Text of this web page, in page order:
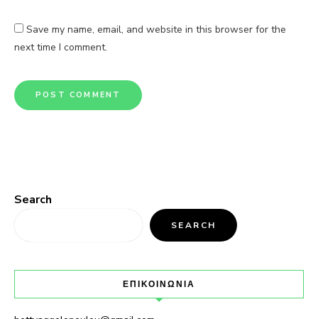
Save my name, email, and website in this browser for the
next time I comment.
Search
SEARCH
ΕΠΙΚΟΙΝΩΝΙΑ